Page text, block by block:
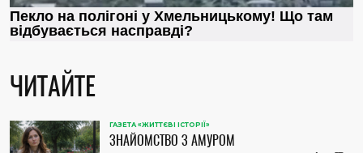
ЧИТАЙТЕ
ГАЗЕТА «ЖИТТЄВІ ІСТОРІЇ»
ЗНАЙОМСТВО З АМУРОМ